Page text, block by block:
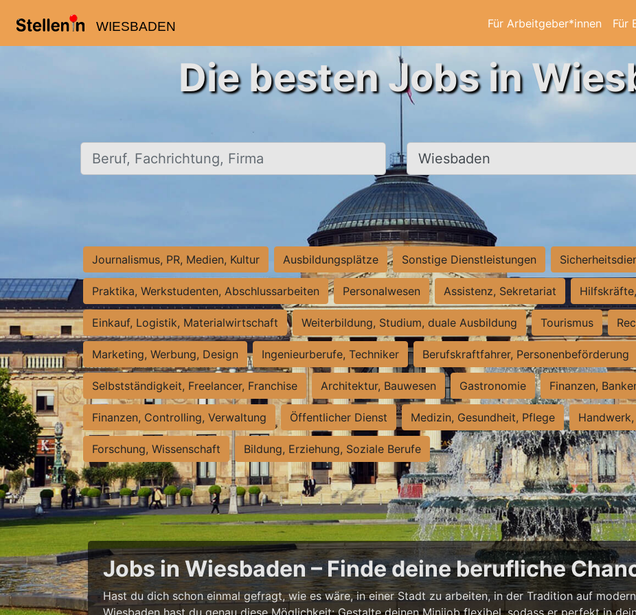
WIESBADEN Für Arbeitgeber*innen Für
Die besten Jobs in
Beruf, Fachrichtung, Firma Ort, Stadt
Journalismus, PR, Medien, Kultur Ausbildungsplätze Sonstige Dienstleistungen
Praktika, Werkstudenten, Abschlussarbeiten Personalwesen Assistenz, Sekretariat
Einkauf, Logistik, Materialwirtschaft Weiterbildung, Studium, duale Ausbildung Tourismus
Marketing, Werbung, Design Ingenieurberufe, Techniker Berufskraftfahrer, Personenbeförderung
Selbstständigkeit, Freelancer, Franchise Architektur, Bauwesen Gastronomie Finanzen,
Finanzen, Controlling, Verwaltung Öffentlicher Dienst Medizin, Gesundheit, Pflege
Forschung, Wissenschaft Bildung, Erziehung, Soziale Berufe
Jobs in Wiesbaden – Finde deine berufliche
Hast du dich schon einmal gefragt, wie es wäre, in einer Stadt zu arbeiten, in der Tradition auf